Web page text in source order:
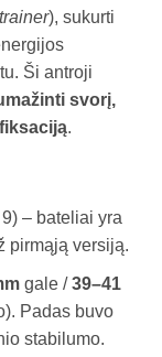
), sukurti
Ši antroji
svorį,
.
– bateliai yra
pirmąją versiją.
gale /39–41
Padas buvo
stabilumo.